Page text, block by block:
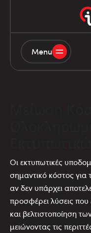
Menu
Οι εκτυπωτικές
σημαντικό κόστος για
αν δεν υπάρχει
προσφέρει λύσεις
και βελτιστοποίηση
μειώνοντας τις